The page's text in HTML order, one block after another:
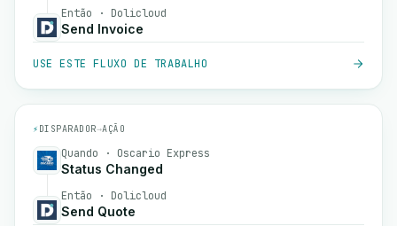
Então · Dolicloud
Send Invoice
USE ESTE FLUXO DE TRABALHO
⚡ DISPARADOR→AÇÃO
Quando · Oscario Express
Status Changed
Então · Dolicloud
Send Quote